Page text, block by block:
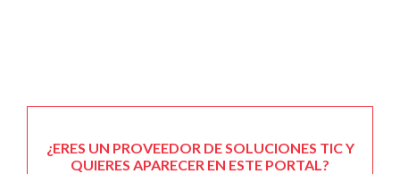
¿ERES UN PROVEEDOR DE SOLUCIONES TIC Y
QUIERES APARECER EN ESTE PORTAL?